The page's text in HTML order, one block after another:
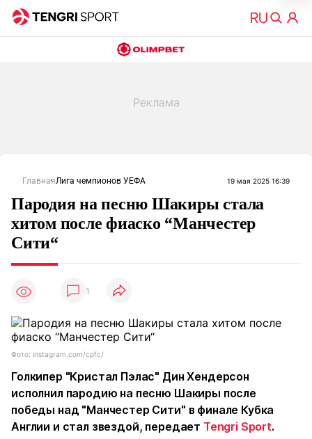
ГлавнаяЛига чемпионов УЕФА 19 мая 2025 16:39
Пародия на песню Шакиры стала
хитом после фиаско “Манчестер
Сити“
1
Фото: instagram.com/cpfc/
Голкипер "Кристал Пэлас" Дин Хендерсон
исполнил пародию на песню Шакиры после
победы над "Манчестер Сити" в финале Кубка
Англии и стал звездой, передает Tengri Sport.